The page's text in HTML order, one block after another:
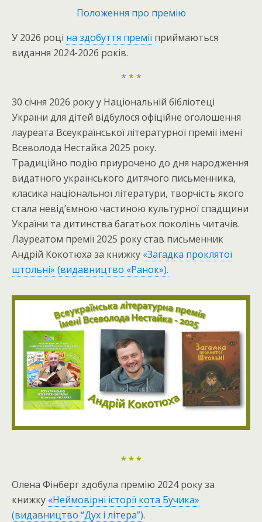
Положення про премію
У 2026 році на здобуття премії приймаються
видання 2024-2026 років.
* * *
30 січня 2026 року у Національній бібліотеці
України для дітей відбулося офіційне оголошення
лауреата Всеукраїнської літературної премії імені
Всеволода Нестайка 2025 року.
Традиційно подію приурочено до дня народження
видатного українського дитячого письменника,
класика національної літератури, творчість якого
стала невід’ємною частиною культурної спадщини
України та дитинства багатьох поколінь читачів.
Лауреатом премії 2025 року став письменник
Андрій Кокотюха за книжку «Загадка проклятої
штольні» (видавництво «Ранок»).
* * *
Олена Фінберг здобула премію 2024 року за
книжку «Неймовірні історії кота Бучика»
(видавництво “Дух і літера”).